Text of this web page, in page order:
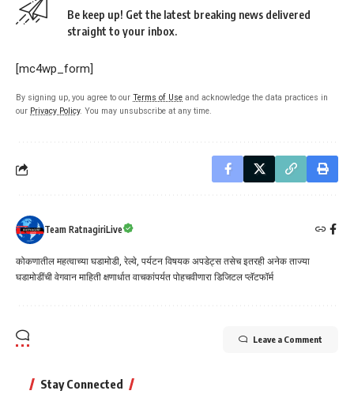
Be keep up! Get the latest breaking news delivered
straight to your inbox.
[mc4wp_form]
By signing up, you agree to our Terms of Use and acknowledge the data practices in
our Privacy Policy. You may unsubscribe at any time.
Team RatnagiriLive
कोकणातील महत्वाच्या घडामोडी, रेल्वे, पर्यटन विषयक अपडेट्स तसेच इतरही अनेक ताज्या
घडामोडींची वेगवान माहिती क्षणार्धात वाचकांपर्यत पोहचवीणारा डिजिटल प्लॅटफॉर्म
Leave a Comment
Stay Connected